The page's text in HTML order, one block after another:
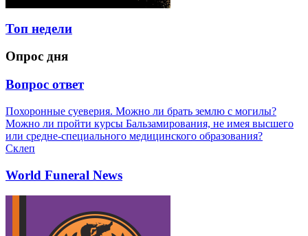
Топ недели
Опрос дня
Вопрос ответ
Похоронные суеверия. Можно ли брать землю с могилы?
Можно ли пройти курсы Бальзамирования, не имея высшего
или средне-специального медицинского образования?
Склеп
World Funeral News